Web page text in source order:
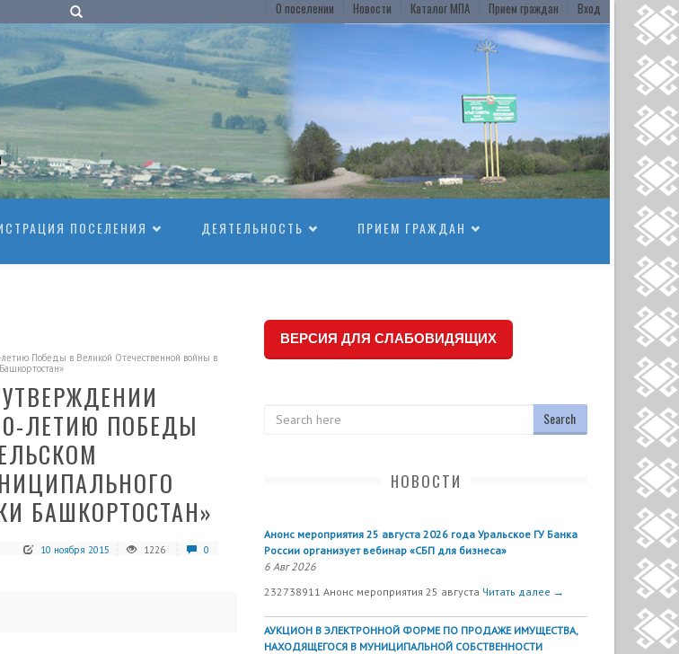
О поселении Новости Каталог МПА Прием граждан Вход
ПОСЕЛЕНИЯ ДЕЯТЕЛЬНОСТЬ ПРИЕМ ГРАЖДАН
Победы в Великой Отечественной войны в
ЛЕТИЮ ПОБЕДЫ
БАШКОРТОСТАН»
10 ноября 2015 1226 0
ВЕРСИЯ ДЛЯ СЛАБОВИДЯЩИХ
НОВОСТИ
Анонс мероприятия 25 августа 2026 года Уральское ГУ Банка
России организует вебинар «СБП для бизнеса»
6 Авг 2026
232738911 Анонс мероприятия 25 августа Читать далее →
АУКЦИОН В ЭЛЕКТРОННОЙ ФОРМЕ ПО ПРОДАЖЕ ИМУЩЕСТВА,
НАХОДЯЩЕГОСЯ В МУНИЦИПАЛЬНОЙ СОБСТВЕННОСТИ